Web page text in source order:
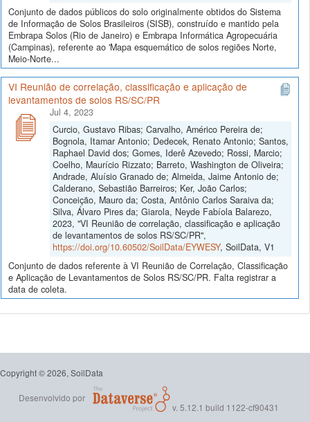
Conjunto de dados públicos do solo originalmente obtidos do Sistema
de Informação de Solos Brasileiros (SISB), construído e mantido pela
Embrapa Solos (Rio de Janeiro) e Embrapa Informática Agropecuária
(Campinas), referente ao 'Mapa esquemático de solos regiões Norte,
Meio-Norte...
VI Reunião de correlação, classificação e aplicação de
levantamentos de solos RS/SC/PR
Jul 4, 2023
Curcio, Gustavo Ribas; Carvalho, Américo Pereira de;
Bognola, Itamar Antonio; Dedecek, Renato Antonio; Santos,
Raphael David dos; Gomes, Iderê Azevedo; Rossi, Marcio;
Coelho, Maurício Rizzato; Barreto, Washington de Oliveira;
Andrade, Aluísio Granado de; Almeida, Jaime Antonio de;
Calderano, Sebastião Barreiros; Ker, João Carlos;
Conceição, Mauro da; Costa, Antônio Carlos Saraiva da;
Silva, Álvaro Pires da; Giarola, Neyde Fabíola Balarezo,
2023, "VI Reunião de correlação, classificação e aplicação
de levantamentos de solos RS/SC/PR",
https://doi.org/10.60502/SoilData/EYWESY, SoilData, V1
Conjunto de dados referente à VI Reunião de Correlação, Classificação
e Aplicação de Levantamentos de Solos RS/SC/PR. Falta registrar a
data de coleta.
Copyright © 2026, SoilData
Desenvolvido por
v. 5.12.1 build 1122-cf90431